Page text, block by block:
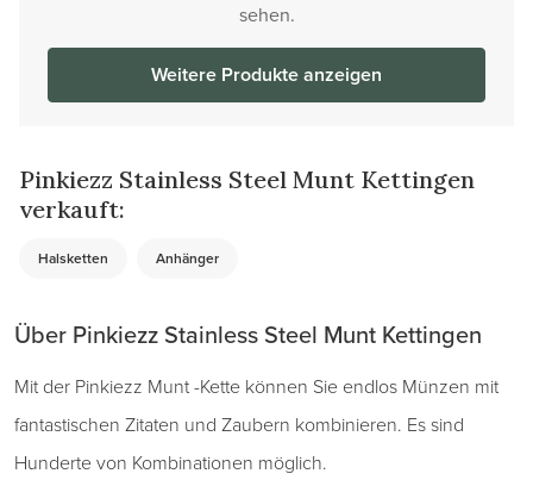
sehen.
Weitere Produkte anzeigen
Pinkiezz Stainless Steel Munt Kettingen
verkauft:
Halsketten Anhänger
Über Pinkiezz Stainless Steel Munt Kettingen
Mit der Pinkiezz Munt -Kette können Sie endlos Münzen mit
fantastischen Zitaten und Zaubern kombinieren. Es sind
Hunderte von Kombinationen möglich.